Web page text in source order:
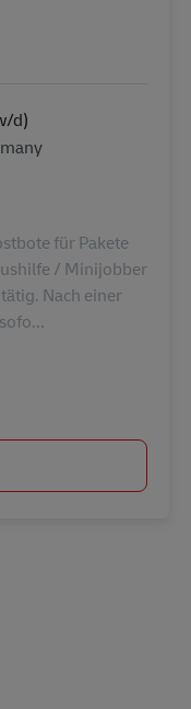
d)
für Pakete
/ Minijobber
Nach einer